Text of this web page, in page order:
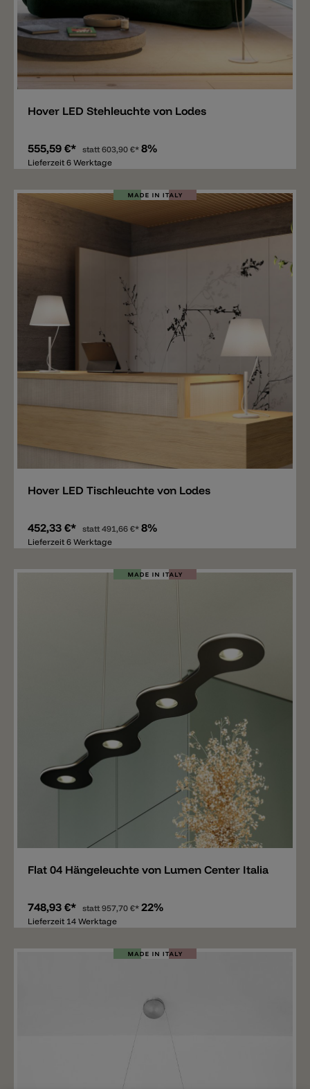
Merken
Hover LED Stehleuchte von Lodes
555,59 €* statt603,90 €* 8%
Lieferzeit 6 Werktage
Merken
Hover LED Tischleuchte von Lodes
452,33 €* statt491,66 €* 8%
Lieferzeit 6 Werktage
Flat 04 Hängeleuchte von Lumen Center Italia
748,93 €* statt957,70 €* 22%
Lieferzeit 14 Werktage